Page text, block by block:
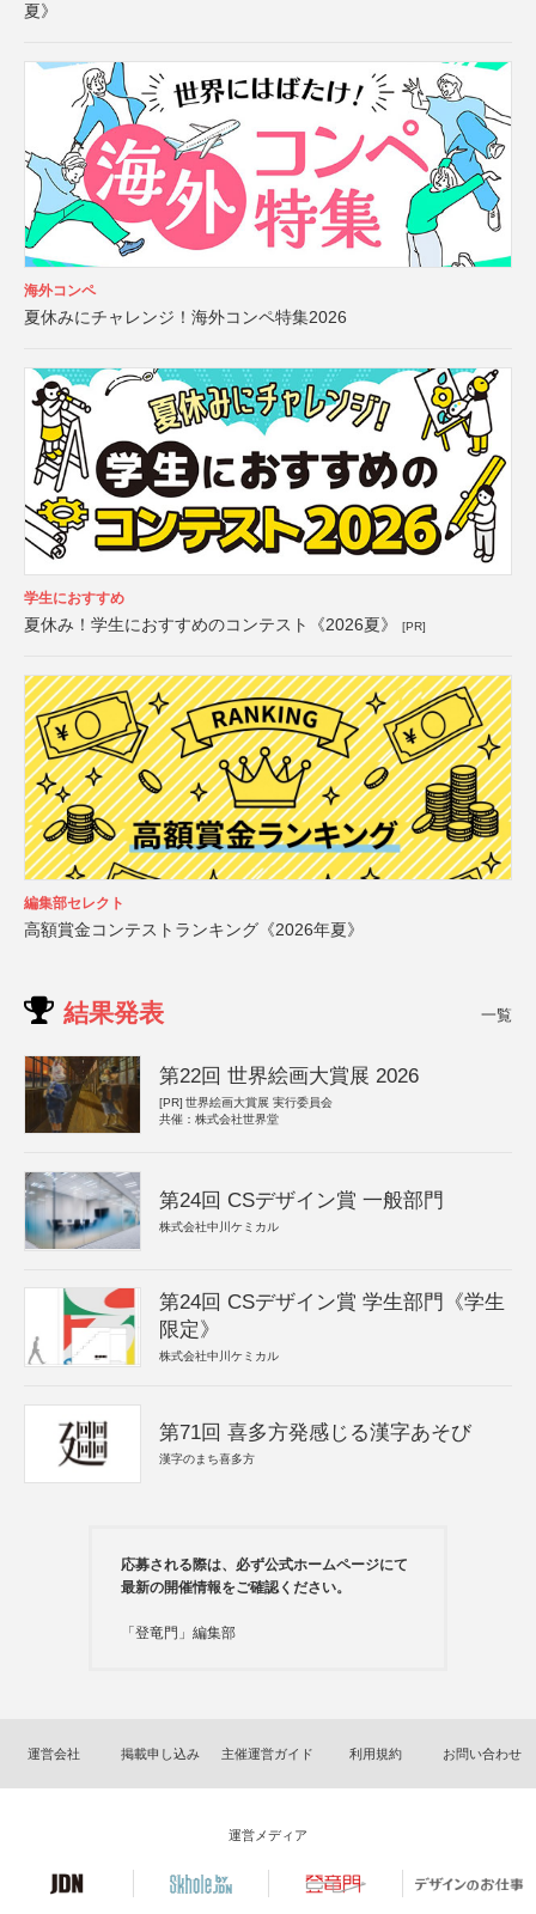
夏》
海外コンペ
夏休みにチャレンジ！海外コンペ特集2026
学生におすすめ
夏休み！学生におすすめのコンテスト《2026夏》 [PR]
編集部セレクト
高額賞金コンテストランキング《2026年夏》
結果発表 一覧
第22回 世界絵画大賞展 2026
[PR] 世界絵画大賞展 実行委員会
共催：株式会社世界堂
第24回 CSデザイン賞 一般部門
株式会社中川ケミカル
第24回 CSデザイン賞 学生部門《学生
限定》
株式会社中川ケミカル
第71回 喜多方発感じる漢字あそび
漢字のまち喜多方
応募される際は、必ず公式ホームページにて
最新の開催情報をご確認ください。
「登竜門」編集部
運営会社 掲載申し込み 主催運営ガイド 利用規約 お問い合わせ
運営メディア